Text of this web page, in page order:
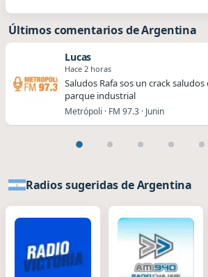
Últimos comentarios de Argentina
Lucas
Hace 2 horas
Saludos Rafa sos un crack
parque industrial
Metrópoli · FM 97.3 · Junin
Radios sugeridas de Argentina